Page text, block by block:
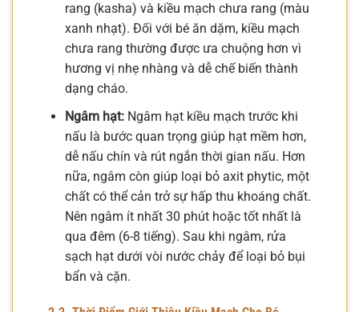
rang (kasha) và kiều mạch chưa rang (màu
xanh nhạt). Đối với bé ăn dặm, kiều mạch
chưa rang thường được ưa chuộng hơn vì
hương vị nhẹ nhàng và dễ chế biến thành
dạng cháo.
Ngâm hạt:Ngâm hạt kiều mạch trước khi
nấu là bước quan trọng giúp hạt mềm hơn,
dễ nấu chín và rút ngắn thời gian nấu. Hơn
nữa, ngâm còn giúp loại bỏ axit phytic, một
chất có thể cản trở sự hấp thu khoáng chất.
Nên ngâm ít nhất 30 phút hoặc tốt nhất là
qua đêm (6-8 tiếng). Sau khi ngâm, rửa
sạch hạt dưới vòi nước chảy để loại bỏ bụi
bẩn và cặn.